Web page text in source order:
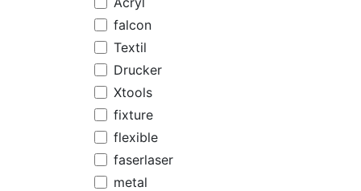
falcon
Textil
Drucker
Xtools
fixture
flexible
faserlaser
metal